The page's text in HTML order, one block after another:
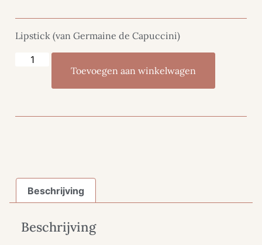
Lipstick (van Germaine de Capuccini)
Toevoegen aan winkelwagen
Beschrijving
Beschrijving